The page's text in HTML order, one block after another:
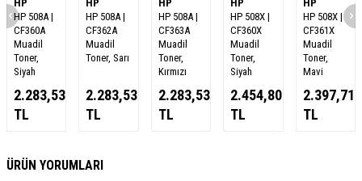
HP
HP 508A |
CF360A
Muadil
Toner,
Siyah
2.283,53
TL
HP
HP 508A |
CF362A
Muadil
Toner, Sarı
2.283,53
TL
HP
HP 508A |
CF363A
Muadil
Toner,
Kırmızı
2.283,53
TL
HP
HP 508X |
CF360X
Muadil
Toner,
Siyah
2.454,80
TL
HP
HP 508X |
CF361X
Muadil
Toner,
Mavi
2.397,71
TL
ÜRÜN YORUMLARI